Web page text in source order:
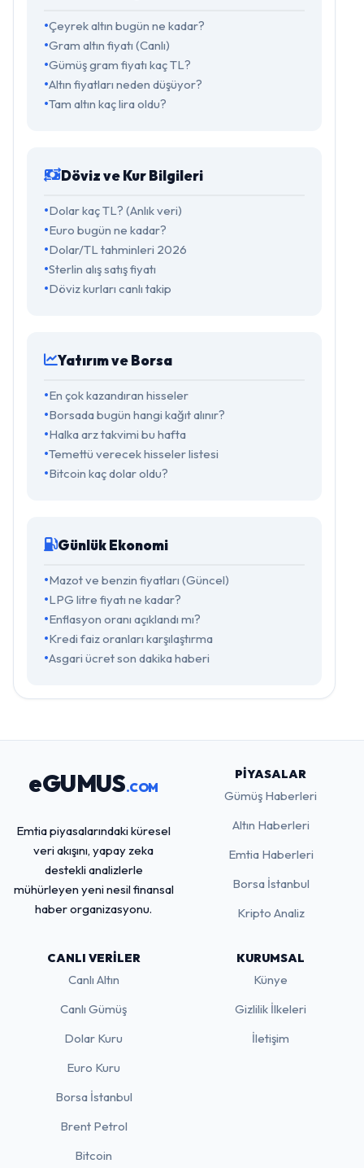
Çeyrek altın bugün ne kadar?
Gram altın fiyatı (Canlı)
Gümüş gram fiyatı kaç TL?
Altın fiyatları neden düşüyor?
Tam altın kaç lira oldu?
Döviz ve Kur Bilgileri
Dolar kaç TL? (Anlık veri)
Euro bugün ne kadar?
Dolar/TL tahminleri 2026
Sterlin alış satış fiyatı
Döviz kurları canlı takip
Yatırım ve Borsa
En çok kazandıran hisseler
Borsada bugün hangi kağıt alınır?
Halka arz takvimi bu hafta
Temettü verecek hisseler listesi
Bitcoin kaç dolar oldu?
Günlük Ekonomi
Mazot ve benzin fiyatları (Güncel)
LPG litre fiyatı ne kadar?
Enflasyon oranı açıklandı mı?
Kredi faiz oranları karşılaştırma
Asgari ücret son dakika haberi
eGUMUS.COM
Emtia piyasalarındaki küresel
veri akışını, yapay zeka
destekli analizlerle
mühürleyen yeni nesil finansal
haber organizasyonu.
PIYASALAR
Gümüş Haberleri
Altın Haberleri
Emtia Haberleri
Borsa İstanbul
Kripto Analiz
CANLI VERILER
Canlı Altın
Canlı Gümüş
Dolar Kuru
Euro Kuru
Borsa İstanbul
Brent Petrol
Bitcoin
KURUMSAL
Künye
Gizlilik İlkeleri
İletişim